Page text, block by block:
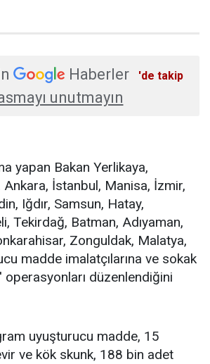
Haberler
'de takip
unutmayın
yapan Bakan Yerlikaya,
Ankara, İstanbul, Manisa, İzmir,
Iğdır, Samsun, Hatay,
Tekirdağ, Batman, Adıyaman,
Zonguldak, Malatya,
madde imalatçılarına ve sokak
operasyonları düzenlendiğini
uyuşturucu madde, 15
ve kök skunk, 188 bin adet